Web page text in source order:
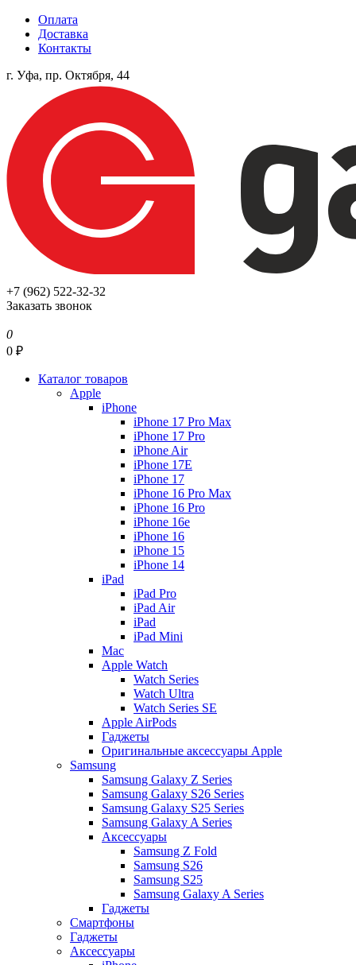
Оплата
Доставка
Контакты
г. Уфа, пр. Октября, 44
+7 (962) 522-32-32
Заказать звонок
0
0 ₽
Каталог товаров
Apple
iPhone
iPhone 17 Pro Max
iPhone 17 Pro
iPhone Air
iPhone 17E
iPhone 17
iPhone 16 Pro Max
iPhone 16 Pro
iPhone 16e
iPhone 16
iPhone 15
iPhone 14
iPad
iPad Pro
iPad Air
iPad
iPad Mini
Mac
Apple Watch
Watch Series
Watch Ultra
Watch Series SE
Apple AirPods
Гаджеты
Оригинальные аксессуары Apple
Samsung
Samsung Galaxy Z Series
Samsung Galaxy S26 Series
Samsung Galaxy S25 Series
Samsung Galaxy A Series
Аксессуары
Samsung Z Fold
Samsung S26
Samsung S25
Samsung Galaxy A Series
Гаджеты
Смартфоны
Гаджеты
Аксессуары